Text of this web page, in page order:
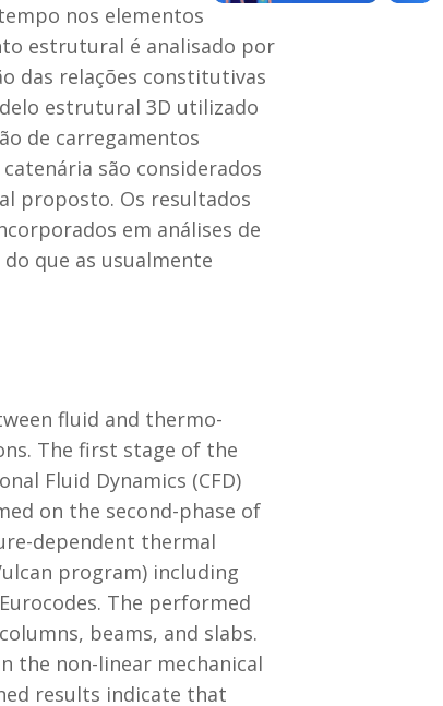
nos elementos
estrutural é analisado por
das relações constitutivas
estrutural 3D utilizado
de carregamentos
são considerados
proposto. Os resultados
em análises de
que as usualmente
fluid and thermo-
The first stage of the
Fluid Dynamics (CFD)
on the second-phase of
dependent thermal
program) including
The performed
beams, and slabs.
the non-linear mechanical
results indicate that